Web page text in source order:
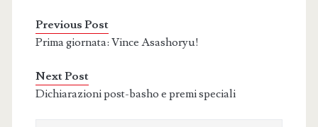
Previous Post
Prima giornata: Vince Asashoryu!
Next Post
Dichiarazioni post-basho e premi speciali